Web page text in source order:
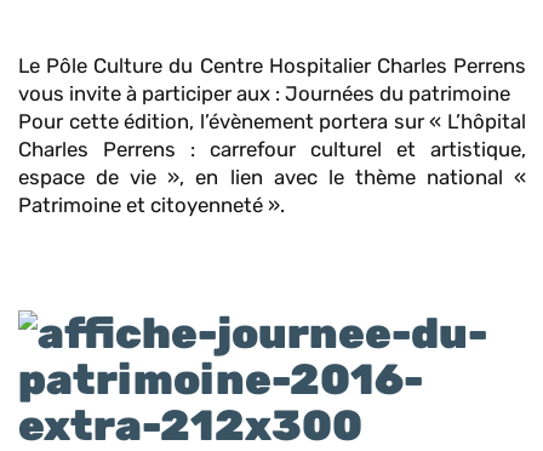
Le Pôle Culture du Centre Hospitalier Charles Perrens
vous invite à participer aux : Journées du patrimoine
Pour cette édition, l’évènement portera sur « L’hôpital
Charles Perrens : carrefour culturel et artistique,
espace de vie »,en lien avec le thème national «
Patrimoine et citoyenneté ».